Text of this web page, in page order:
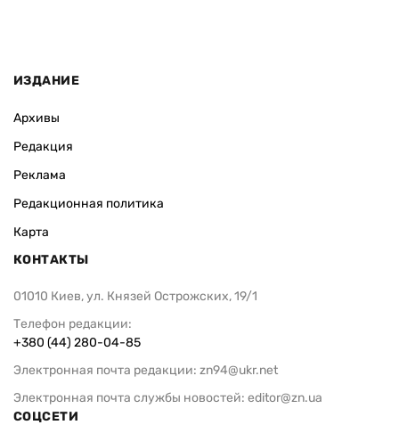
ИЗДАНИЕ
Архивы
Редакция
Реклама
Редакционная политика
Карта
КОНТАКТЫ
01010 Киев, ул. Князей Острожских, 19/1
Телефон редакции:
+380 (44) 280-04-85
Электронная почта редакции: zn94@ukr.net
Электронная почта службы новостей: editor@zn.ua
СОЦСЕТИ